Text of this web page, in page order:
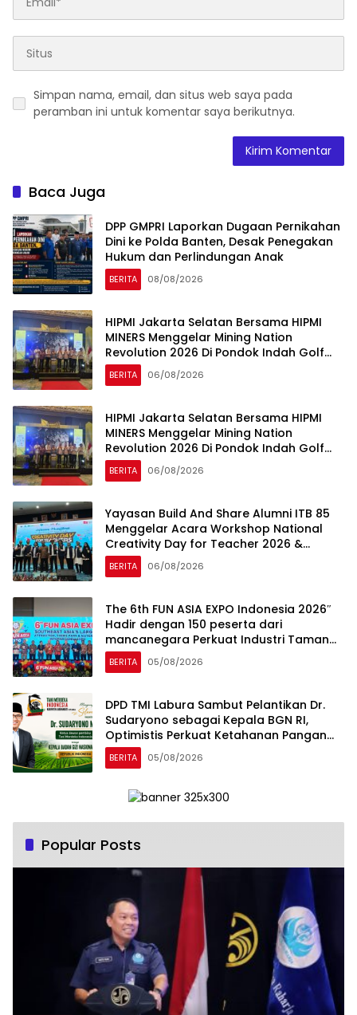
Simpan nama, email, dan situs web saya pada
peramban ini untuk komentar saya berikutnya.
Baca Juga
DPP GMPRI Laporkan Dugaan Pernikahan
Dini ke Polda Banten, Desak Penegakan
Hukum dan Perlindungan Anak
BERITA 08/08/2026
HIPMI Jakarta Selatan Bersama HIPMI
MINERS Menggelar Mining Nation
Revolution 2026 Di Pondok Indah Golf
Jakarta
BERITA 06/08/2026
HIPMI Jakarta Selatan Bersama HIPMI
MINERS Menggelar Mining Nation
Revolution 2026 Di Pondok Indah Golf
Jakarta
BERITA 06/08/2026
Yayasan Build And Share Alumni ITB 85
Menggelar Acara Workshop National
Creativity Day for Teacher 2026 &
Dibuka Resmi Pramono Anung (Gubernur
DKI Jakarta)
BERITA 06/08/2026
The 6th FUN ASIA EXPO Indonesia 2026″
Hadir dengan 150 peserta dari
mancanegara Perkuat Industri Taman
Rekreasi dan Ekosistem Pariwisata di
Tanah Air
BERITA 05/08/2026
DPD TMI Labura Sambut Pelantikan Dr.
Sudaryono sebagai Kepala BGN RI,
Optimistis Perkuat Ketahanan Pangan
dan Gizi Nasional
BERITA 05/08/2026
Popular Posts